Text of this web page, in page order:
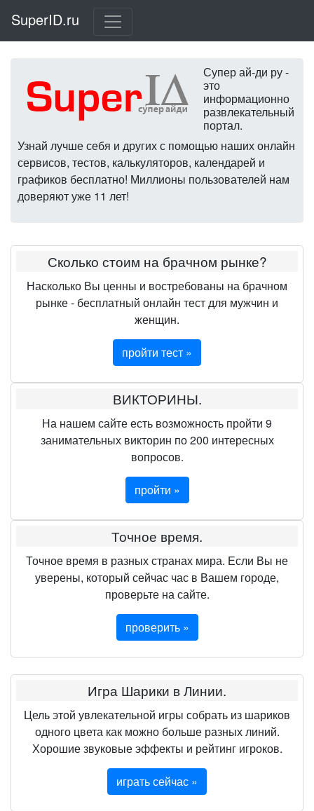
SuperID.ru
Супер ай-ди ру -
это
информационно
развлекательный
портал.
Узнай лучше себя и других с помощью наших онлайн
сервисов, тестов, калькуляторов, календарей и
графиков бесплатно! Миллионы пользователей нам
доверяют уже 11 лет!
Сколько стоим на брачном рынке?
Насколько Вы ценны и востребованы на брачном
рынке - бесплатный онлайн тест для мужчин и
женщин.
пройти тест »
ВИКТОРИНЫ.
На нашем сайте есть возможность пройти 9
занимательных викторин по 200 интересных
вопросов.
пройти »
Точное время.
Точное время в разных странах мира. Если Вы не
уверены, который сейчас час в Вашем городе,
проверьте на сайте.
проверить »
Игра Шарики в Линии.
Цель этой увлекательной игры собрать из шариков
одного цвета как можно больше разных линий.
Хорошие звуковые эффекты и рейтинг игроков.
играть сейчас »